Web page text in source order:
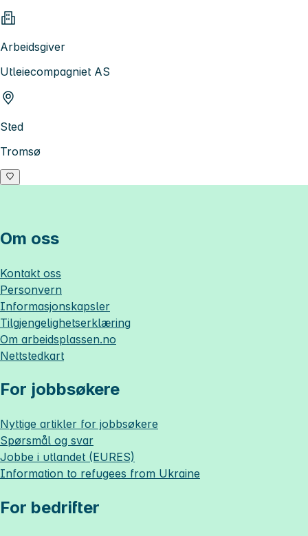
Arbeidsgiver
Utleiecompagniet AS
Sted
Tromsø
Om oss
Kontakt oss
Personvern
Informasjonskapsler
Tilgjengelighetserklæring
Om arbeidsplassen.no
Nettstedkart
For jobbsøkere
Nyttige artikler for jobbsøkere
Spørsmål og svar
Jobbe i utlandet (EURES)
Information to refugees from Ukraine
For bedrifter